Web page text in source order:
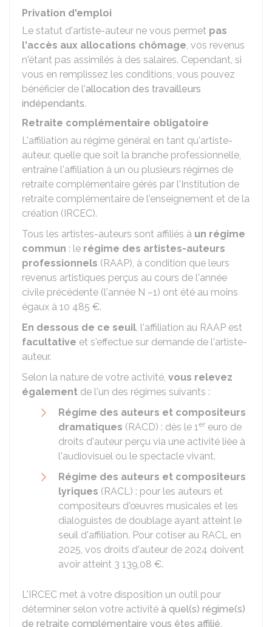
Privation d'emploi
Le statut d'artiste-auteur ne vous permet pas
l'accès aux allocations chômage, vos revenus
n'étant pas assimilés à des salaires. Cependant, si
vous en remplissez les conditions, vous pouvez
bénéficier de l'allocation des travailleurs
indépendants.
Retraite complémentaire obligatoire
L'affiliation au régime général en tant qu'artiste-
auteur, quelle que soit la branche professionnelle,
entraîne l'affiliation à un ou plusieurs régimes de
retraite complémentaire gérés par l'Institution de
retraite complémentaire de l'enseignement et de la
création (IRCEC).
Tous les artistes-auteurs sont affiliés à un régime
commun : le régime des artistes-auteurs
professionnels (RAAP), à condition que leurs
revenus artistiques perçus au cours de l'année
civile précédente (l'année N –1) ont été au moins
égaux à 10 485 €.
En dessous de ce seuil, l'affiliation au RAAP est
facultative et s'effectue sur demande de l'artiste-
auteur.
Selon la nature de votre activité, vous relevez
également de l'un des régimes suivants :
Régime des auteurs et compositeurs
dramatiques (RACD) : dès le 1er euro de
droits d'auteur perçu via une activité liée à
l'audiovisuel ou le spectacle vivant.
Régime des auteurs et compositeurs
lyriques (RACL) : pour les auteurs et
compositeurs d'œuvres musicales et les
dialoguistes de doublage ayant atteint le
seuil d'affiliation. Pour cotiser au RACL en
2025, vos droits d'auteur de 2024 doivent
avoir atteint 3 139,08 €.
L'IRCEC met à votre disposition un outil pour
déterminer selon votre activité à quel(s) régime(s)
de retraite complémentaire vous êtes affilié.